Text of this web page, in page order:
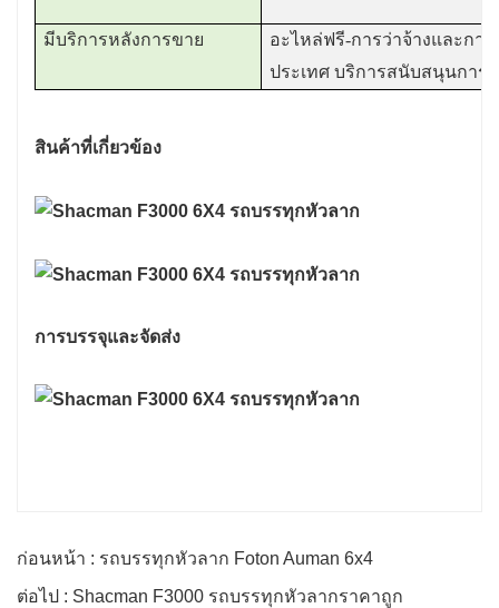
มีบริการหลังการขาย อะไหล่ฟรี-การว่าจ้างและก
ประเทศ บริการสนับสนุนการ
สินค้าที่เกี่ยวข้อง
การบรรจุและจัดส่ง
ก่อนหน้า : รถบรรทุกหัวลาก Foton Auman 6x4
ต่อไป : Shacman F3000 รถบรรทุกหัวลากราคาถูก